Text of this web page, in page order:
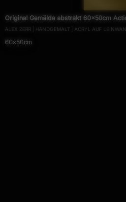
Original Gemälde abstrakt 60x50cm
handgefertigt Fluid Painting türkis
ALEX ZERR | HANDGEMALT | ACRYL AUF
60×50cm